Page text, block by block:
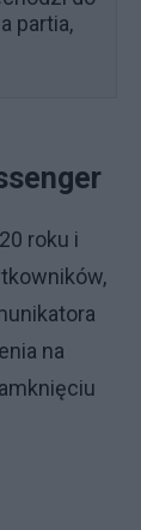
partia,
roku i
na